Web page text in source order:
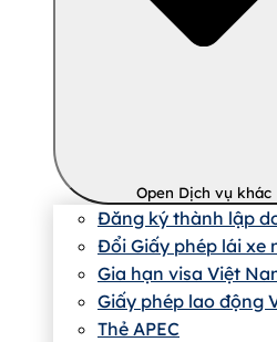
Open Dịch vụ khác
Đăng ký thành lập
Đổi Giấy phép lái xe
Gia hạn visa Việt
Giấy phép lao động
Thẻ APEC